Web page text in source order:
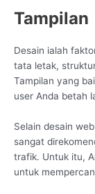
Tampilan
Desain ialah
tata letak,
Tampilan yang
user Anda betah
Selain desain
sangat
trafik. Untuk itu,
untuk